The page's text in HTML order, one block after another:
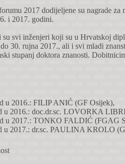
2017 dodijeljene su nagrade
i 2017. godini.
su svi inženjeri koji su u Hrvatskoj
30. rujna 2017., ali i svi mladi
stupanj doktora znanosti.
u 2016.: FILIP ANIĆ (GF Osijek),
u 2016.: doc.dr.sc. LOVORKA
u 2017.: TONKO FALDIĆ
u 2017.: dr.sc. PAULINA KROLO